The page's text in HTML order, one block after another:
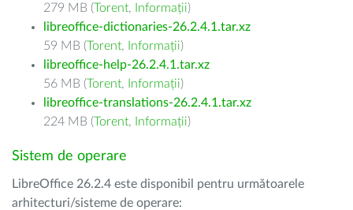
279 MB (Torent, Informații)
libreoffice-dictionaries-26.2.4.1.tar.xz
59 MB (Torent, Informații)
libreoffice-help-26.2.4.1.tar.xz
56 MB (Torent, Informații)
libreoffice-translations-26.2.4.1.tar.xz
224 MB (Torent, Informații)
Sistem de operare
LibreOffice 26.2.4 este disponibil pentru următoarele
arhitecturi/sisteme de operare: